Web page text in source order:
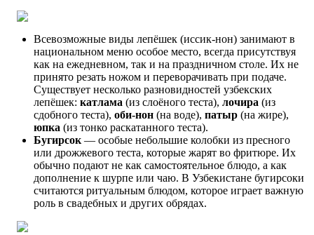
Всевозможные виды лепёшек (иссик-нон) занимают в
национальном меню особое место, всегда присутствуя
как на ежедневном, так и на праздничном столе. Их не
принято резать ножом и переворачивать при подаче.
Существует несколько разновидностей узбекских
лепёшек: катлама (из слоёного теста), лочира (из
сдобного теста), оби-нон (на воде), патыр (на жире),
юпка (из тонко раскатанного теста).
Бугирсок — особые небольшие колобки из пресного
или дрожжевого теста, которые жарят во фритюре. Их
обычно подают не как самостоятельное блюдо, а как
дополнение к шурпе или чаю. В Узбекистане бугирсоки
считаются ритуальным блюдом, которое играет важную
роль в свадебных и других обрядах.